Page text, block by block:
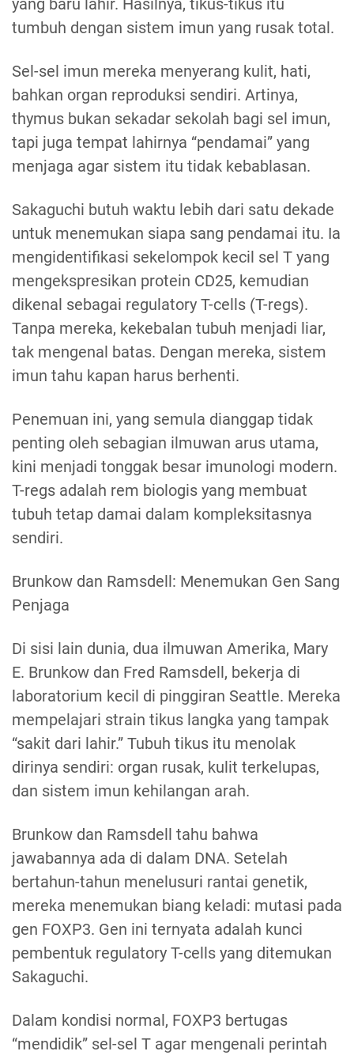
yang baru lahir. Hasilnya, tikus-tikus itu
tumbuh dengan sistem imun yang rusak total.
Sel-sel imun mereka menyerang kulit, hati,
bahkan organ reproduksi sendiri. Artinya,
thymus bukan sekadar sekolah bagi sel imun,
tapi juga tempat lahirnya “pendamai” yang
menjaga agar sistem itu tidak kebablasan.
Sakaguchi butuh waktu lebih dari satu dekade
untuk menemukan siapa sang pendamai itu. Ia
mengidentifikasi sekelompok kecil sel T yang
mengekspresikan protein CD25, kemudian
dikenal sebagai regulatory T-cells (T-regs).
Tanpa mereka, kekebalan tubuh menjadi liar,
tak mengenal batas. Dengan mereka, sistem
imun tahu kapan harus berhenti.
Penemuan ini, yang semula dianggap tidak
penting oleh sebagian ilmuwan arus utama,
kini menjadi tonggak besar imunologi modern.
T-regs adalah rem biologis yang membuat
tubuh tetap damai dalam kompleksitasnya
sendiri.
Brunkow dan Ramsdell: Menemukan Gen Sang
Penjaga
Di sisi lain dunia, dua ilmuwan Amerika, Mary
E. Brunkow dan Fred Ramsdell, bekerja di
laboratorium kecil di pinggiran Seattle. Mereka
mempelajari strain tikus langka yang tampak
“sakit dari lahir.” Tubuh tikus itu menolak
dirinya sendiri: organ rusak, kulit terkelupas,
dan sistem imun kehilangan arah.
Brunkow dan Ramsdell tahu bahwa
jawabannya ada di dalam DNA. Setelah
bertahun-tahun menelusuri rantai genetik,
mereka menemukan biang keladi: mutasi pada
gen FOXP3. Gen ini ternyata adalah kunci
pembentuk regulatory T-cells yang ditemukan
Sakaguchi.
Dalam kondisi normal, FOXP3 bertugas
“mendidik” sel-sel T agar mengenali perintah